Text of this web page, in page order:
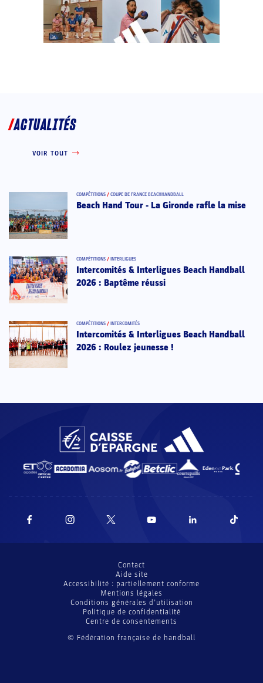
ACTUALITÉS
VOIR TOUT
COMPÉTITIONS / COUPE DE FRANCE BEACHHANDBALL
Beach Hand Tour - La Gironde rafle la mise
COMPÉTITIONS / INTERLIGUES
Intercomités & Interligues Beach Handball
2026 : Baptême réussi
COMPÉTITIONS / INTERCOMITÉS
Intercomités & Interligues Beach Handball
2026 : Roulez jeunesse !
© Fédération française de handball
Contact
Aide site
Accessibilité : partiellement conforme
Mentions légales
Conditions générales d’utilisation
Politique de confidentialité
Centre de consentements